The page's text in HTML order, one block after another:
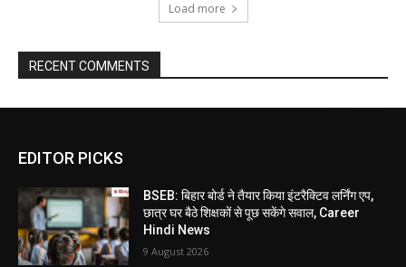
Load more
RECENT COMMENTS
EDITOR PICKS
BSEB: बिहार बोर्ड ने तैयार किया इंटरैक्टिव लर्निंग एप,
छात्र घर बैठे शिक्षकों से पूछ सकेंगे सवाल, Career
Hindi News
9 August 2026